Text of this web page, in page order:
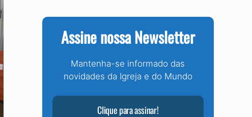
Assine nossa Newsletter
Mantenha-se informado das
novidades da Igreja e do Mundo
Clique para assinar!